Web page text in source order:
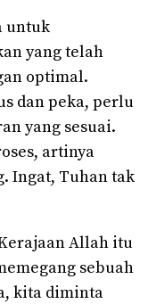
untuk
yang telah
optimal.
dan peka, perlu
yang sesuai.
artinya
Ingat, Tuhan tak
Allah itu
sebuah
kita diminta